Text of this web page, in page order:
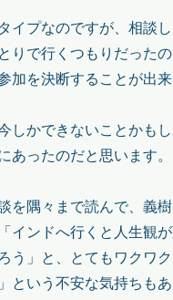
イプなのですが、相談
りで行くつもりだった
加を決断することが出来
しかできないことかも
あったのだと思います。
を隅々まで読んで、義
インドへ行くと人生観
う」と、とてもワクワ
という不安な気持ちもあ